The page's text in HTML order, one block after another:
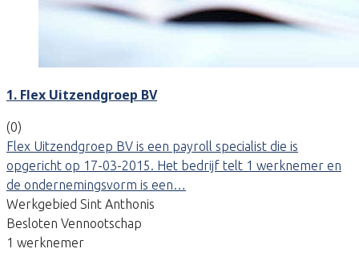
1. Flex Uitzendgroep BV
(0)
Flex Uitzendgroep BV is een payroll specialist die is
opgericht op 17-03-2015. Het bedrijf telt 1 werknemer en
de ondernemingsvorm is een…
Werkgebied Sint Anthonis
Besloten Vennootschap
1 werknemer